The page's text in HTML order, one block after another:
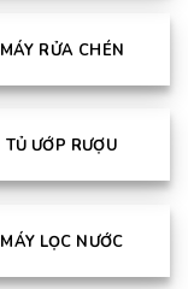
MÁY RỬA CHÉN
TỦ ƯỚP RƯỢU
MÁY LỌC NƯỚC